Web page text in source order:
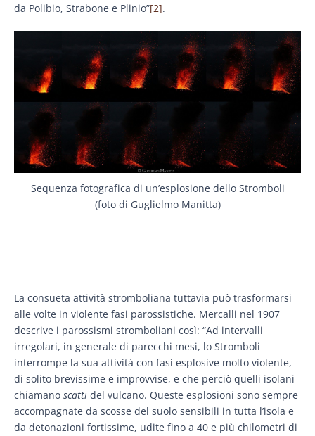
da Polibio, Strabone e Plinio”[2].
Sequenza fotografica di un’esplosione dello Stromboli
(foto di Guglielmo Manitta)
La consueta attività stromboliana tuttavia può trasformarsi
alle volte in violente fasi parossistiche. Mercalli nel 1907
descrive i parossismi stromboliani così: “Ad intervalli
irregolari, in generale di parecchi mesi, lo Stromboli
interrompe la sua attività con fasi esplosive molto violente,
di solito brevissime e improvvise, e che perciò quelli isolani
chiamano scatti del vulcano. Queste esplosioni sono sempre
accompagnate da scosse del suolo sensibili in tutta l’isola e
da detonazioni fortissime, udite fino a 40 e più chilometri di